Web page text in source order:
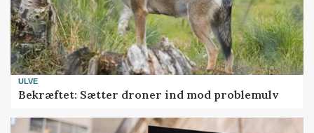
ULVE
Bekræftet: Sætter droner ind mod problemulv